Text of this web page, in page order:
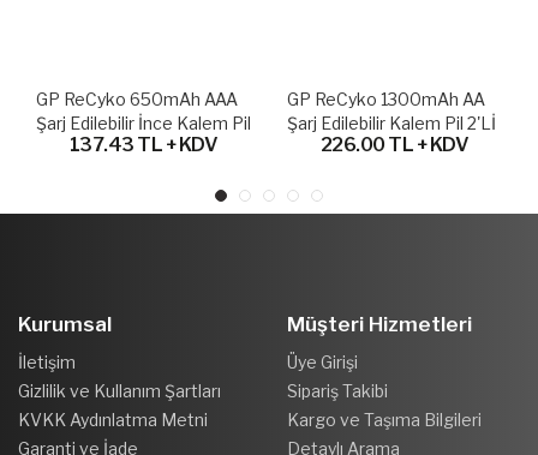
GP ReCyko 650mAh AAA
Şarj Edilebilir İnce Kalem Pil
2'li Paket
137.43 TL + KDV
GP ReCyko 1300mAh AA
Şarj Edilebilir Kalem Pil 2'lİ
Paket226.00 TL + KDV
Kurumsal
İletişim
Gizlilik ve Kullanım Şartları
KVKK Aydınlatma Metni
Garanti ve İade
Müşteri Hizmetleri
Üye Girişi
Sipariş Takibi
Kargo ve Taşıma Bilgileri
Detaylı Arama